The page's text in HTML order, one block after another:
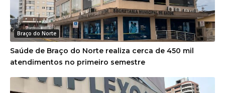
Braço do Norte
Saúde de Braço do Norte realiza cerca de 450 mil
atendimentos no primeiro semestre